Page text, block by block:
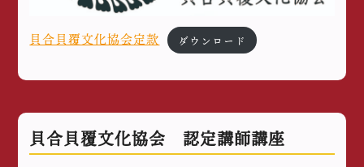
貝合貝覆文化協会定款 ダウンロード
貝合貝覆文化協会 認定講師講座